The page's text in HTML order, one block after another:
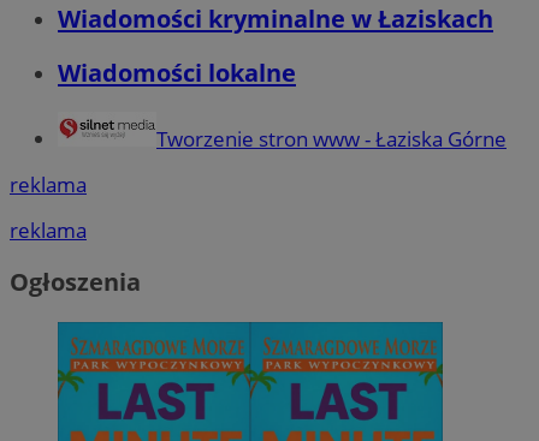
Wiadomości kryminalne w Łaziskach
Wiadomości lokalne
Tworzenie stron www - Łaziska Górne
reklama
reklama
Ogłoszenia